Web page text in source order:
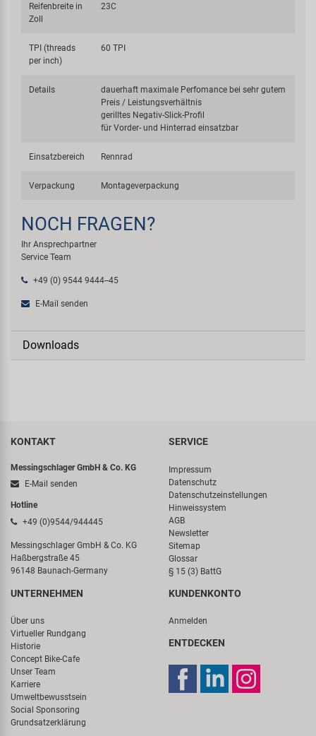
Reifenbreite in
Zoll
23C
TPI (threads
per inch)
60 TPI
Details
dauerhaft maximale Perfomance bei sehr gutem
Preis / Leistungsverhältnis
gerilltes Negativ-Slick-Profil
für Vorder- und Hinterrad einsatzbar
Einsatzbereich Rennrad
Verpackung Montageverpackung
NOCH FRAGEN?
Ihr Ansprechpartner
Service Team
+49 (0) 9544 9444--45
E-Mail senden
Downloads
KONTAKT
Messingschlager GmbH & Co. KG
E-Mail senden
Hotline
+49 (0)9544/944445
Messingschlager GmbH & Co. KG
Haßbergstraße 45
96148 Baunach-Germany
SERVICE
Impressum
Datenschutz
Datenschutzeinstellungen
Hinweissystem
AGB
Newsletter
Sitemap
Glossar
§ 15 (3) BattG
UNTERNEHMEN
Über uns
Virtueller Rundgang
Historie
Concept Bike-Cafe
Unser Team
Karriere
Umweltbewusstsein
Social Sponsoring
Grundsatzerklärung
KUNDENKONTO
Anmelden
ENTDECKEN